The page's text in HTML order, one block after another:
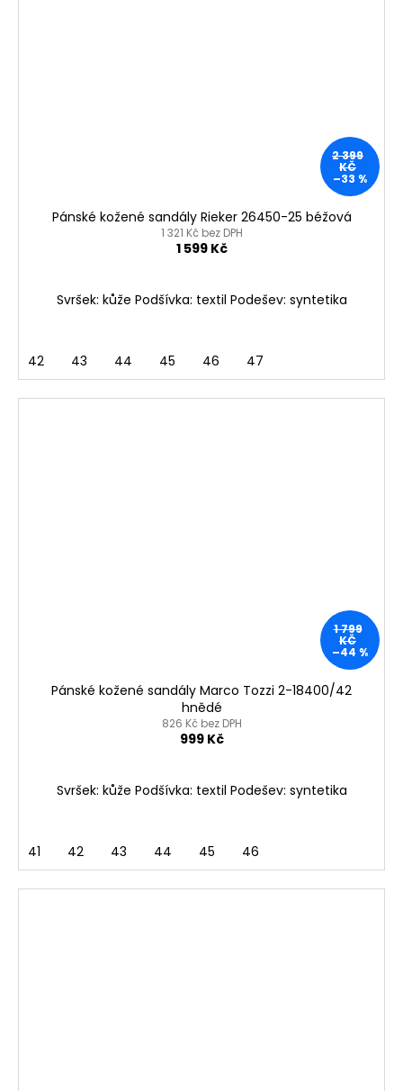
2 399
KČ
–33 %
Pánské kožené sandály Rieker 26450-25 béžová
1 321 Kč bez DPH
1 599 Kč
Svršek: kůže Podšívka: textil Podešev: syntetika
42 43 44 45 46 47
1 799
KČ
–44 %
Pánské kožené sandály Marco Tozzi 2-18400/42
hnědé
826 Kč bez DPH
999 Kč
Svršek: kůže Podšívka: textil Podešev: syntetika
41 42 43 44 45 46